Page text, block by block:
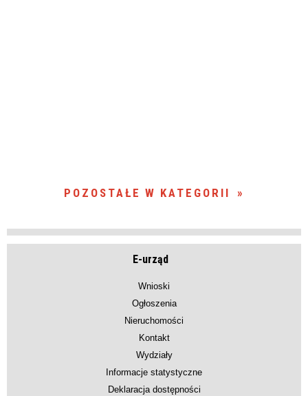
POZOSTAŁE W KATEGORII
E-urząd
Wnioski
Ogłoszenia
Nieruchomości
Kontakt
Wydziały
Informacje statystyczne
Deklaracja dostępności